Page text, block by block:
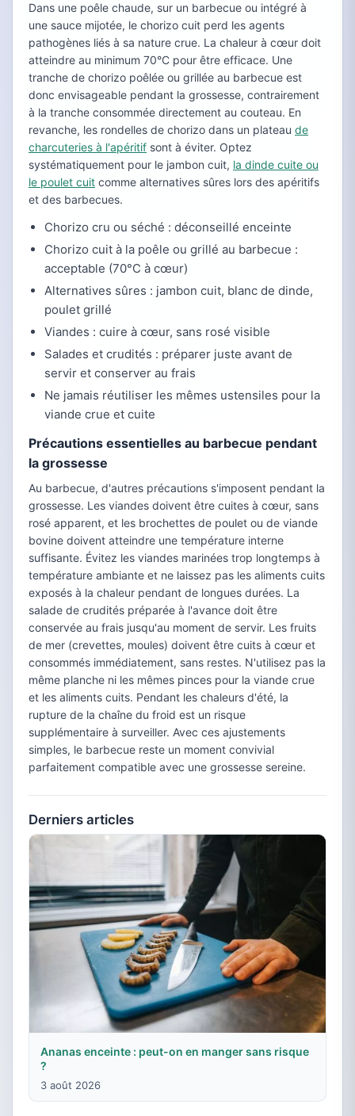
Dans une poêle chaude, sur un barbecue ou intégré à
une sauce mijotée, le chorizo cuit perd les agents
pathogènes liés à sa nature crue. La chaleur à cœur doit
atteindre au minimum 70°C pour être efficace. Une
tranche de chorizo poêlée ou grillée au barbecue est
donc envisageable pendant la grossesse, contrairement
à la tranche consommée directement au couteau. En
revanche, les rondelles de chorizo dans un plateau de
charcuteries à l'apéritif sont à éviter. Optez
systématiquement pour le jambon cuit, la dinde cuite ou
le poulet cuit comme alternatives sûres lors des apéritifs
et des barbecues.
Chorizo cru ou séché : déconseillé enceinte
Chorizo cuit à la poêle ou grillé au barbecue :
acceptable (70°C à cœur)
Alternatives sûres : jambon cuit, blanc de dinde,
poulet grillé
Viandes : cuire à cœur, sans rosé visible
Salades et crudités : préparer juste avant de
servir et conserver au frais
Ne jamais réutiliser les mêmes ustensiles pour la
viande crue et cuite
Précautions essentielles au barbecue pendant
la grossesse
Au barbecue, d'autres précautions s'imposent pendant la
grossesse. Les viandes doivent être cuites à cœur, sans
rosé apparent, et les brochettes de poulet ou de viande
bovine doivent atteindre une température interne
suffisante. Évitez les viandes marinées trop longtemps à
température ambiante et ne laissez pas les aliments cuits
exposés à la chaleur pendant de longues durées. La
salade de crudités préparée à l'avance doit être
conservée au frais jusqu'au moment de servir. Les fruits
de mer (crevettes, moules) doivent être cuits à cœur et
consommés immédiatement, sans restes. N'utilisez pas la
même planche ni les mêmes pinces pour la viande crue
et les aliments cuits. Pendant les chaleurs d'été, la
rupture de la chaîne du froid est un risque
supplémentaire à surveiller. Avec ces ajustements
simples, le barbecue reste un moment convivial
parfaitement compatible avec une grossesse sereine.
Derniers articles
Ananas enceinte : peut-on en manger sans risque
?
3 août 2026